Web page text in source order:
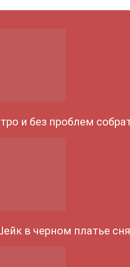
и без проблем
в черном платье